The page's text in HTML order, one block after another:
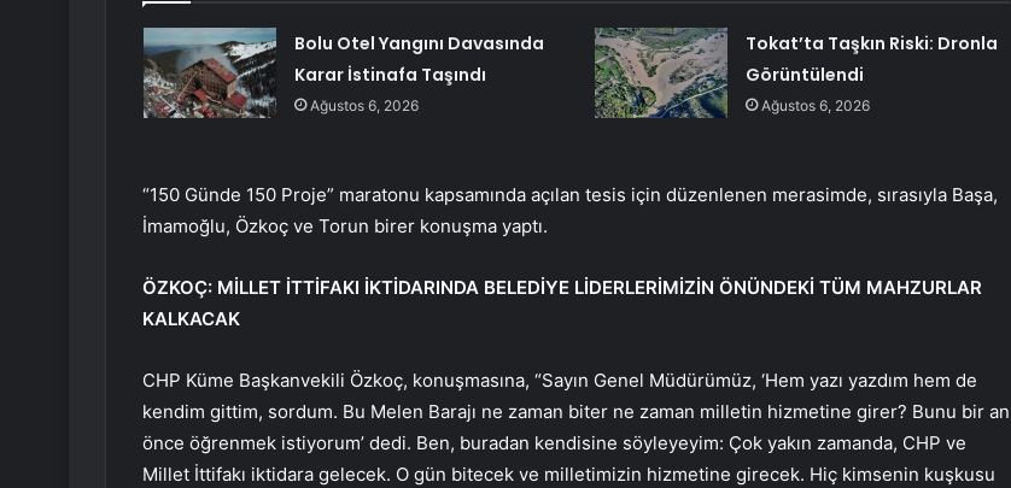
Bolu Otel Yangını Davasında
Karar İstinafa Taşındı
Ağustos 6, 2026
Tokat’ta Taşkın Riski: Dronla
Görüntülendi
Ağustos 6, 2026
“150 Günde 150 Proje” maratonu kapsamında açılan tesis için düzenlenen merasimde, sırasıyla Başa,
İmamoğlu, Özkoç ve Torun birer konuşma yaptı.
ÖZKOÇ: MİLLET İTTİFAKI İKTİDARINDA BELEDİYE LİDERLERİMİZİN ÖNÜNDEKİ TÜM MAHZURLAR
KALKACAK
CHP Küme Başkanvekili Özkoç, konuşmasına, “Sayın Genel Müdürümüz, ‘Hem yazı yazdım hem de
kendim gittim, sordum. Bu Melen Barajı ne zaman biter ne zaman milletin hizmetine girer? Bunu bir an
önce öğrenmek istiyorum’ dedi. Ben, buradan kendisine söyleyeyim: Çok yakın zamanda, CHP ve
Millet İttifakı iktidara gelecek. O gün bitecek ve milletimizin hizmetine girecek. Hiç kimsenin kuşkusu